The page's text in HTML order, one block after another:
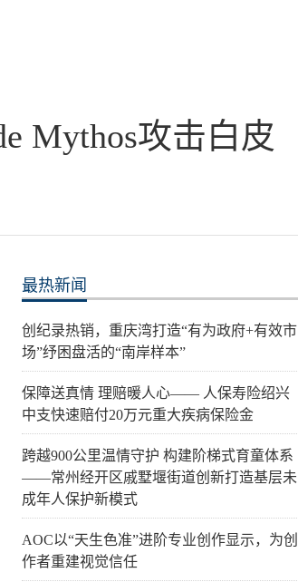
Mythos攻击白皮
最热新闻
创纪录热销，重庆湾打造“有为政府+有效市
场”纾困盘活的“南岸样本”
保障送真情 理赔暖人心—— 人保寿险绍兴
中支快速赔付20万元重大疾病保险金
跨越900公里温情守护 构建阶梯式育童体系
——常州经开区戚墅堰街道创新打造基层未
成年人保护新模式
AOC以“天生色准”进阶专业创作显示，为创
作者重建视觉信任